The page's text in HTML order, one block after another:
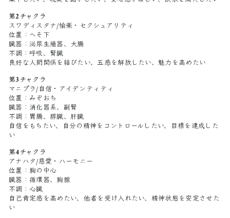
第2チャクラ
スワディスタナ/愉楽・セクシュアリティ
位置：へそ下
臓器：泌尿生殖器、大腸
不調：呼吸、腎臓
良好な人間関係を結びたい、五感を解放したい、魅力を高めたい
第3チャクラ
マニプラ/自信・アイデンティティ
位置：みぞおち
臓器：消化器系、副腎
不調：胃腸、膵臓、肝臓
自信をもちたい、自分の精神をコントロールしたい、目標を達成した
い
第4チャクラ
アナハタ/慈愛・ハーモニー
位置：胸の中心
臓器：循環器、胸腺
不調：心臓
自己肯定感を高めたい、他者を受け入れたい、精神状態を安定させた
い